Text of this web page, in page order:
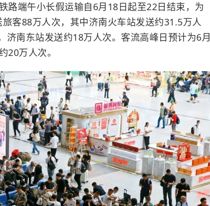
端午小长假运输自6月18日起至22日结束，为
客88万人次，其中济南火车站发送约31.5万人
济南东站发送约18万人次。客流高峰日预计为6月
20万人次。